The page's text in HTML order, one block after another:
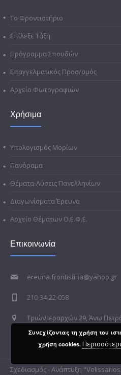
Το Φροντιστήριο
Επίλεξε Τάξη
Πρόγραμμα Σπουδών
Επαγγελματικός Προσ/σμός
Αρχείο Φωτογραφιών
Χρήσιμα
Υπολογισμός Μορίων
Πανόραμα
Θέματα-Λύσεις Πανελληνίων
Διαγωνίσματα Έρευνα
Αρχείο Θέματων Ο.Ε.Φ.Ε.
Επικοινωνία
ereuna.frontistiria@yahoo.gr
210-34-22-058
Τριών Ιεραρχών 29, Άνω
Σχεδιασμός - Ανάπτυξη
Συνεχίζοντας τη χρήση του
χρήση cookies.